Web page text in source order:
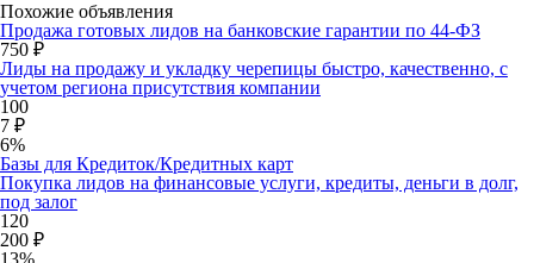
Похожие объявления
Продажа готовых лидов на банковские гарантии по 44-ФЗ
750 ₽
Лиды на продажу и укладку черепицы быстро, качественно, с
учетом региона присутствия компании
100
7 ₽
6%
Базы для Кредиток/Кредитных карт
Покупка лидов на финансовые услуги, кредиты, деньги в долг,
под залог
120
200 ₽
13%